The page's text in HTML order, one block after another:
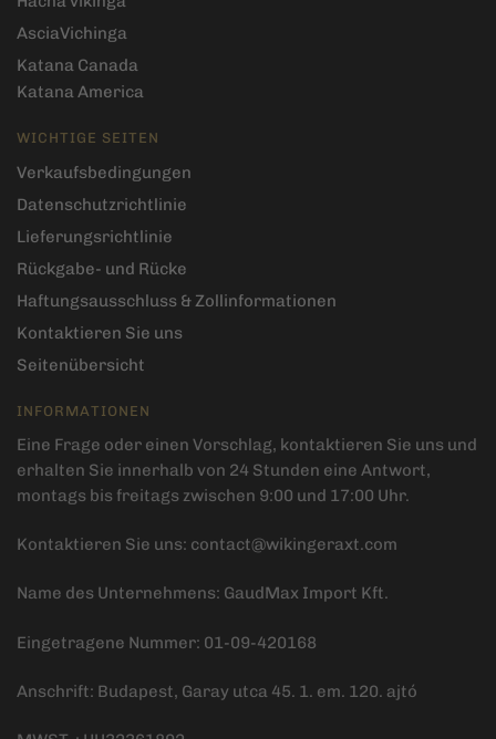
AsciaVichinga
Katana Canada
Katana America
WICHTIGE SEITEN
Verkaufsbedingungen
Datenschutzrichtlinie
Lieferungsrichtlinie
Rückgabe- und Rücke
Haftungsausschluss & Zollinformationen
Kontaktieren Sie uns
Seitenübersicht
INFORMATIONEN
Eine Frage oder einen Vorschlag, kontaktieren Sie uns und
erhalten Sie innerhalb von 24 Stunden eine Antwort,
montags bis freitags zwischen 9:00 und 17:00 Uhr.
Kontaktieren Sie uns: contact@wikingeraxt.com
Name des Unternehmens: GaudMax Import Kft.
Eingetragene Nummer: 01-09-420168
Anschrift: Budapest, Garay utca 45. 1. em. 120. ajtó